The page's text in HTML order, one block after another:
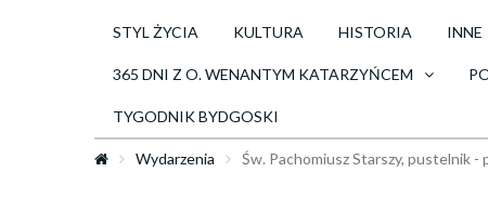
STYL ŻYCIA KULTURA HISTORIA INNE
365 DNI Z O. WENANTYM KATARZYŃCEM
TYGODNIK BYDGOSKI
Wydarzenia Św. Pachomiusz Starszy, pustelnik -